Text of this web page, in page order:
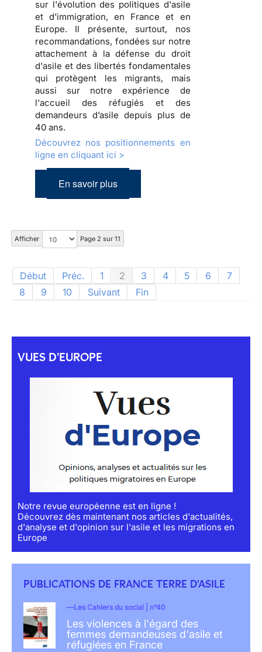
sur l'évolution des politiques d'asile
et d'immigration, en France et en
Europe. Il présente, surtout, nos
recommandations, fondées sur notre
attachement à la défense du droit
d'asile et des libertés fondamentales
qui protègent les migrants, mais
aussi sur notre expérience de
l'accueil des réfugiés et des
demandeurs d’asile depuis plus de
40 ans.
Découvrez nos positionnements en
ligne en cliquant ici >
En savoir plus
Afficher Page 2 sur 11
Début Préc. 1 2 3 4 5 6
7
8
9 10 Suivant Fin
VUES D'EUROPE
Notre revue européenne est en ligne !
Découvrez dès maintenant nos articles d'actualités,
d'analyse et d'opinion sur l'asile et les migrations en
Europe
PUBLICATIONS DE FRANCE TERRE D'ASILE
Les Cahiers du social | n°40
Les violences à l'égard des
femmes demandeuses d'asile et
réfugiées en France